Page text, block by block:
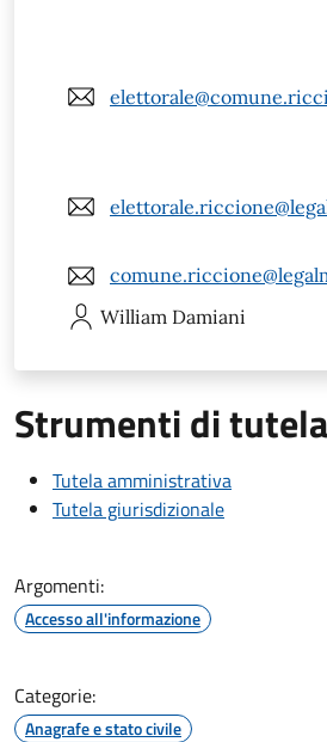
William Damiani
Strumenti di tutela
Tutela amministrativa
Tutela giurisdizionale
Argomenti:
Accesso all'informazione
Categorie:
Anagrafe e stato civile